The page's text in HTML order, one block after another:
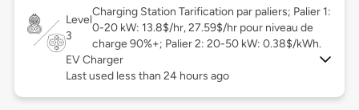
Level
3
Charging Station Tarification par paliers; Palier 1:
0-20 kW: 13.8$/hr, 27.59$/hr pour niveau de
charge 90%+; Palier 2: 20-50 kW: 0.38$/kWh.
EV Charger
Last used less than 24 hours ago